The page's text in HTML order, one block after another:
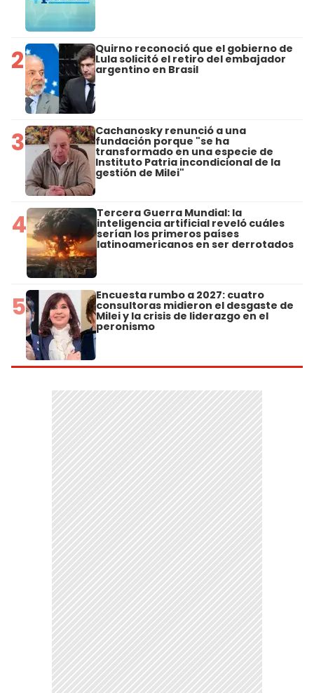
2 Quirno reconoció que el gobierno de
Lula solicitó el retiro del embajador
argentino en Brasil
3 Cachanosky renunció a una
fundación porque "se ha
transformado en una especie de
Instituto Patria incondicional de la
gestión de Milei"
4 Tercera Guerra Mundial: la
inteligencia artificial reveló cuáles
serían los primeros países
latinoamericanos en ser derrotados
5 Encuesta rumbo a 2027: cuatro
consultoras midieron el desgaste de
Milei y la crisis de liderazgo en el
peronismo